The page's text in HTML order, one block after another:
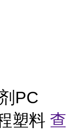
PC
塑料 查